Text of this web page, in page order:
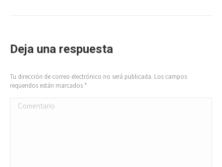
Deja una respuesta
Tu dirección de correo electrónico no será publicada. Los campos
requeridos están marcados *
Comentario